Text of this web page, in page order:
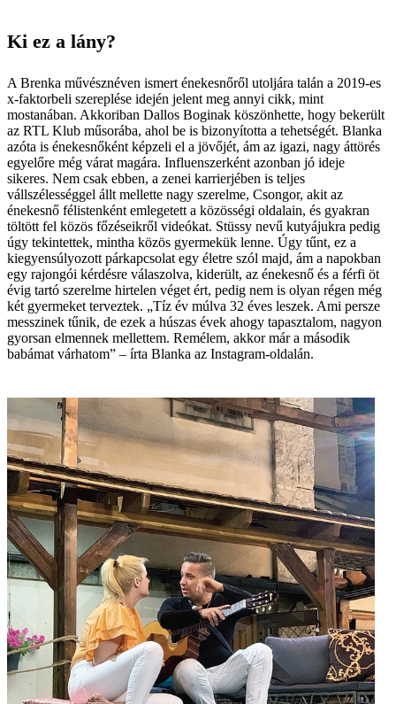
Ki ez a lány?
A Brenka művésznéven ismert énekesnőről utoljára talán a 2019-es
x-faktorbeli szereplése idején jelent meg annyi cikk, mint
mostanában. Akkoriban Dallos Bogi­nak köszönhette, hogy bekerült
az RTL Klub műsorába, ahol be is bizonyította a tehetségét. Blanka
azóta is énekesnőként képzeli el a jövőjét, ám az igazi, nagy áttörés
egyelőre még várat magára. Influenszerként azonban jó ideje
sikeres. Nem csak ebben, a zenei karrierjében is teljes
vállszélességgel állt mellette nagy szerelme, ­­Csongor, akit az
énekesnő félistenként emlegetett a közösségi oldalain, és gyakran
töltött fel közös főzéseikről videókat. Stüssy nevű kutyájukra pedig
úgy tekintettek, mintha közös gyermekük lenne. Úgy tűnt, ez a
kiegyensúlyozott párkapcsolat egy életre szól majd, ám a napokban
egy rajongói kérdésre válaszolva, kiderült, az énekesnő és a férfi öt
évig tartó szerelme hirtelen véget ért, pedig nem is olyan régen még
két gyermeket terveztek. „Tíz év múlva 32 éves leszek. Ami persze
messzinek tűnik, de ezek a húszas évek ahogy tapasztalom, nagyon
gyorsan elmennek mellettem. Remélem, akkor már a második
babámat várhatom” – írta Blanka az Instagram-oldalán.